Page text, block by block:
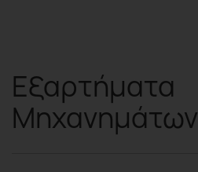
Εξαρτήματα
Μηχανημάτων